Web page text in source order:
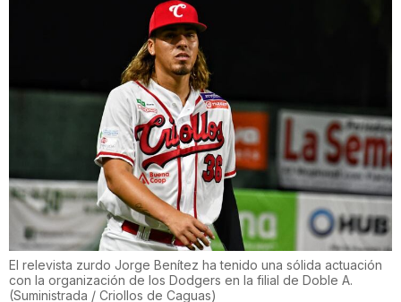
El relevista zurdo Jorge Benítez ha tenido una sólida actuación
con la organización de los Dodgers en la filial de Doble A.
(Suministrada / Criollos de Caguas)